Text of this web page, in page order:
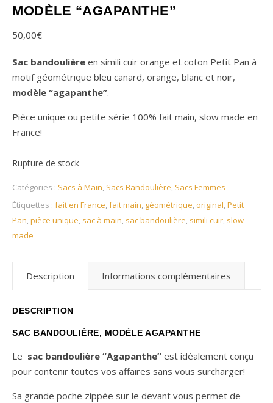
MODÈLE “AGAPANTHE”
50,00€
Sac bandoulière en simili cuir orange et coton Petit Pan à
motif géométrique bleu canard, orange, blanc et noir,
modèle “agapanthe”.
Pièce unique ou petite série 100% fait main, slow made en
France!
Rupture de stock
Catégories : Sacs à Main, Sacs Bandoulière, Sacs Femmes
Étiquettes : fait en France,fait main, géométrique, original,Petit
Pan,pièce unique, sac à main, sac bandoulière, simili cuir, slow
made
Description Informations complémentaires
DESCRIPTION
SAC BANDOULIÈRE, MODÈLE AGAPANTHE
Le sac bandoulière “Agapanthe” est idéalement conçu
pour contenir toutes vos affaires sans vous surcharger!
Sa grande poche zippée sur le devant vous permet de